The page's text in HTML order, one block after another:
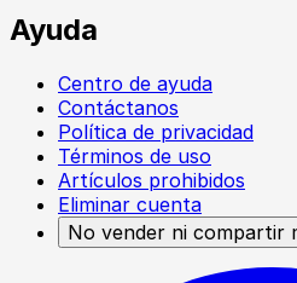
Ayuda
Centro de ayuda
Contáctanos
Política de privacidad
Términos de uso
Artículos prohibidos
Eliminar cuenta
No vender ni compartir